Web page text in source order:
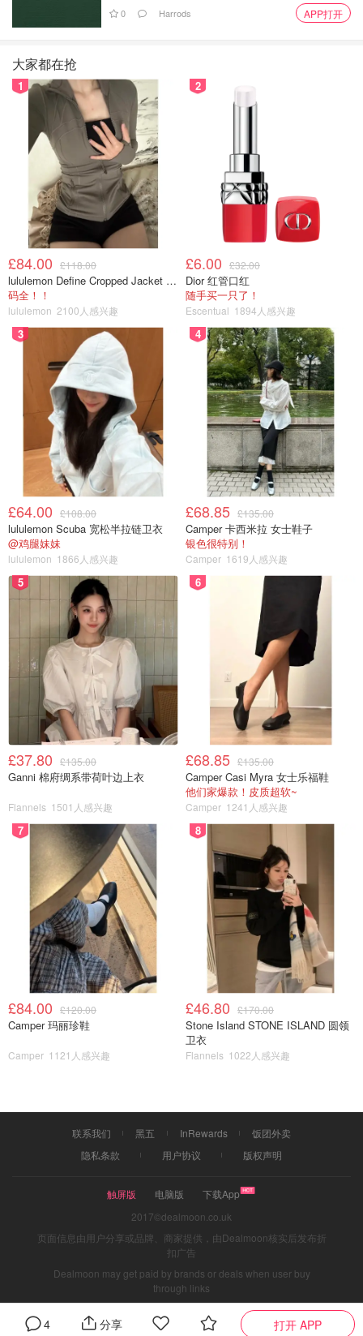
0 Harrods APP打开
大家都在抢
1
£84.00 £118.00
lululemon Define Cropped Jacket Nulu 短款夹克
码全！！
lululemon 2100人感兴趣
2
£6.00 £32.00
Dior 红管口红
随手买一只了！
Escentual 1894人感兴趣
3
£64.00 £108.00
lululemon Scuba 宽松半拉链卫衣
@鸡腿妹妹
lululemon 1866人感兴趣
4
£68.85 £135.00
Camper 卡西米拉 女士鞋子
银色很特别！
Camper 1619人感兴趣
5
£37.80 £135.00
Ganni 棉府绸系带荷叶边上衣
Flannels 1501人感兴趣
6
£68.85 £135.00
Camper Casi Myra 女士乐福鞋
他们家爆款！皮质超软~
Camper 1241人感兴趣
7
£84.00 £120.00
Camper 玛丽珍鞋
Camper 1121人感兴趣
8
£46.80 £170.00
Stone Island STONE ISLAND 圆领
卫衣
Flannels 1022人感兴趣
4 分享 打开 APP
联系我们 黑五 InRewards
饭团外卖
隐私条款
用户协议 版权声明
触屏版 电脑版
下载App
2017©dealmoon.co.uk
页面信息由用户分享或品牌、商家提供，由Dealmoon核实后发布折
扣广告
Dealmoon may get paid by brands or deals when user buy
through links